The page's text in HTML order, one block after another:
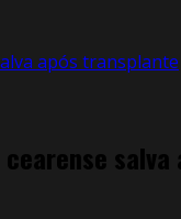
após transplante